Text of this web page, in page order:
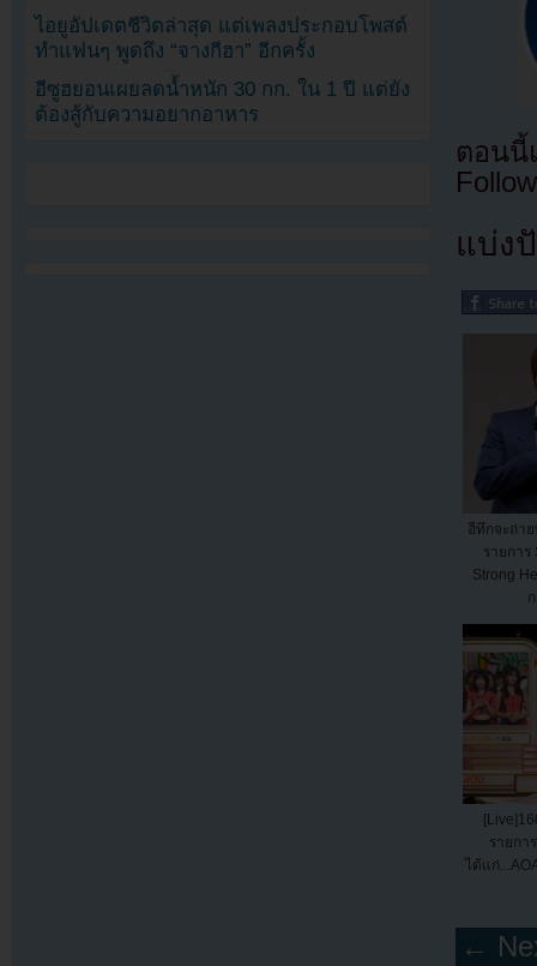
ตอนนี้
แบ่ง
อีทึกจะถ่า
รายการ
Strong
รายกา
ได้แก่
←
ไอยูอัปเดตชีวิตล่าสุด แต่เพลงประกอบโพสต์
ทำแฟนๆ พูดถึง “จางกีฮา” อีกครั้ง
อีซูฮยอนเผยลดน้ำหนัก 30 กก. ใน 1 ปี แต่ยัง
ต้องสู้กับความอยากอาหาร